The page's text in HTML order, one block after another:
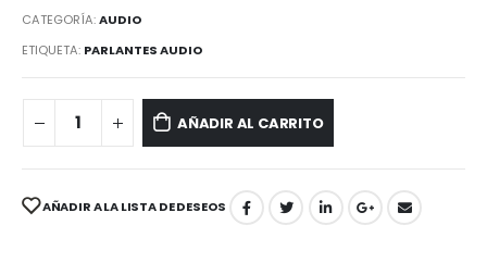
CATEGORÍA:AUDIO
ETIQUETA: PARLANTES AUDIO
AÑADIR AL CARRITO
AÑADIR A LA LISTA DE DESEOS